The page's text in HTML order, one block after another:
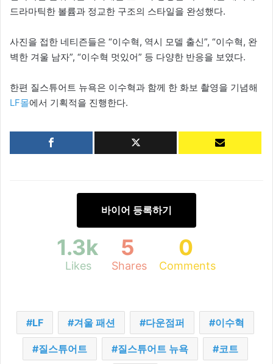
드라마틱한 볼륨과 정교한 구조의 스타일을 완성했다.
사진을 접한 네티즌들은 “이수혁, 역시 모델 출신”, “이수혁, 완
벽한 겨울 남자”, “이수혁 멋있어” 등 다양한 반응을 보였다.
한편 질스튜어트 뉴욕은 이수혁과 함께 한 화보 촬영을 기념해
LF몰에서 기획적을 진행한다.
바이어 등록하기
1.3k
Likes
5
Shares
0
Comments
LF 겨울 패션 다운점퍼 이수혁
질스튜어트 질스튜어트 뉴욕 코트